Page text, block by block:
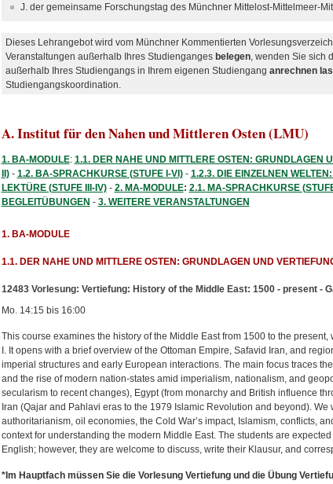
J. der gemeinsame Forschungstag des Münchner Mittelost-Mittelmeer-
Dieses Lehrangebot wird vom Münchner Kommentierten
Veranstaltungen außerhalb Ihres Studienganges belegen, wenden Sie sich
außerhalb Ihres Studiengangs in Ihrem eigenen Studiengang anrechnen
Studiengangskoordination.
A. Institut für den Nahen und Mittleren Osten (LMU)
1. BA-MODULE: 1.1. DER NAHE UND MITTLERE OSTEN: GRUNDLAGEN
II)- 1.2. BA-SPRACHKURSE (STUFE I-VI)- 1.2.3. DIE EINZELNEN
LEKTÜRE (STUFE III-IV)- 2. MA-MODULE: 2.1. MA-SPRACHKURSE
BEGLEITÜBUNGEN - 3. WEITERE VERANSTALTUNGEN
1. BA-MODULE
1.1. DER NAHE UND MITTLERE OSTEN: GRUNDLAGEN UND
12483 Vorlesung: Vertiefung: History of the Middle East: 1500 - present -
Mo. 14:15 bis 16:00
This course examines the history of the Middle East from 1500 to the
I. It opens with a brief overview of the Ottoman Empire, Safavid Iran, and
imperial structures and early European interactions. The main focus traces
and the rise of modern nation-states amid imperialism, nationalism, and
secularism to recent changes), Egypt (from monarchy and British influence
Iran (Qajar and Pahlavi eras to the 1979 Islamic Revolution and beyond).
authoritarianism, oil economies, the Cold War’s impact, Islamism, conflicts,
context for understanding the modern Middle East. The students are
English; however, they are welcome to discuss, write their Klausur, and
*Im Hauptfach müssen Sie die Vorlesung Vertiefung und die Übung